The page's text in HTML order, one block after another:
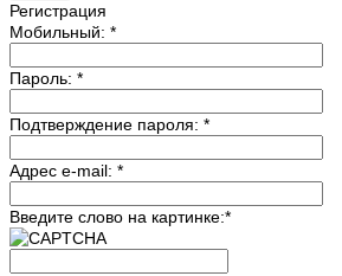
Регистрация
Мобильный: *
Пароль: *
Подтверждение пароля: *
Адрес e-mail: *
Введите слово на картинке:*